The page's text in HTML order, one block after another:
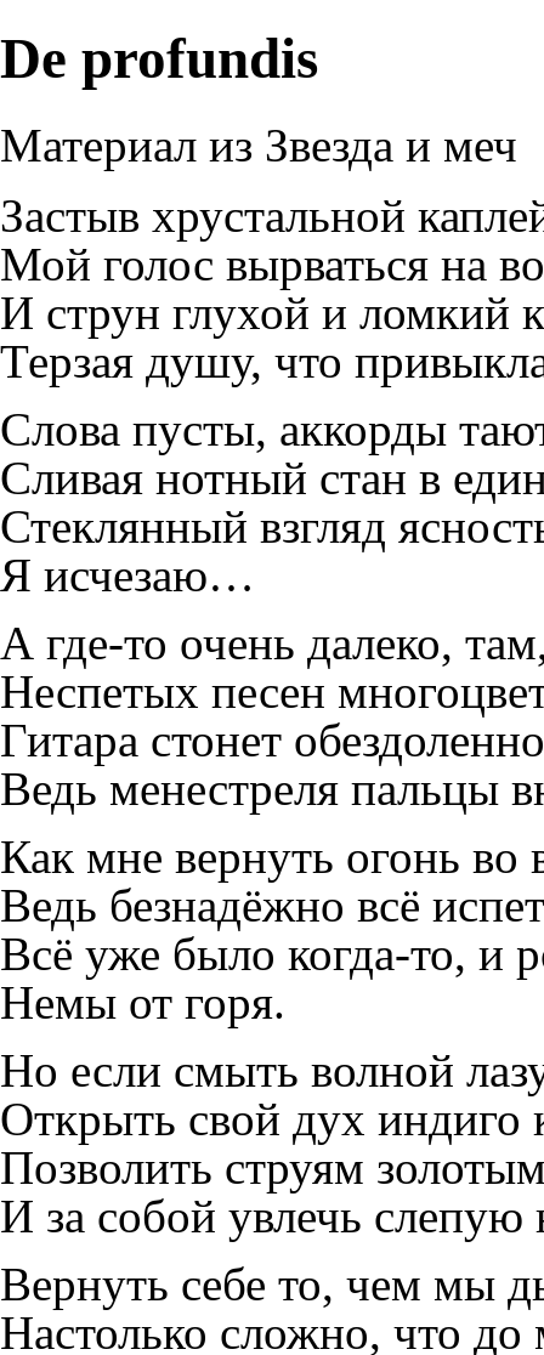
De profundis
Материал из Звезда и меч
Застыв хрустальной
Мой голос вырваться на
И струн глухой и ломкий
Терзая душу, что
Слова пусты, аккорды
Сливая нотный стан в
Стеклянный взгляд
Я исчезаю…
А где-то очень далеко,
Неспетых песен
Гитара стонет
Ведь менестреля пальцы
Как мне вернуть огонь во
Ведь безнадёжно всё
Всё уже было когда-то, и
Немы от горя.
Но если смыть волной
Открыть свой дух индиго
Позволить струям
И за собой увлечь
Вернуть себе то, чем мы
Настолько сложно, что до